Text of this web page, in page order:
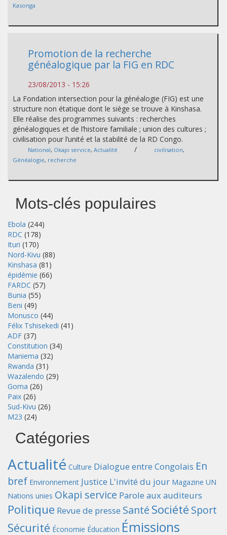
Kasonga
Promotion de la recherche
généalogique par la FIG en RDC
23/08/2013 - 15:26
La Fondation intersection pour la généalogie (FIG) est une
structure non étatique dont le siège se trouve à Kinshasa.
Elle réalise des programmes suivants : recherches
généalogiques et de l’histoire familiale ; union des cultures ;
civilisation pour l’unité et la stabilité de la RD Congo.
National, Okapi service, Actualité / civilisation,
Généalogie, recherche
Mots-clés populaires
Ebola (244)
RDC (178)
Ituri (170)
Nord-Kivu (88)
Kinshasa (81)
épidémie (66)
FARDC (57)
Bunia (55)
Beni (49)
Monusco (44)
Félix Tshisekedi (41)
ADF (37)
Constitution (34)
Maniema (32)
Rwanda (31)
Wazalendo (29)
Goma (26)
Paix (26)
Sud-Kivu (26)
M23 (24)
Catégories
Actualité Culture Dialogue entre Congolais En
bref Environnement Justice L'invité du jour Magazine UN
Nations unies Okapi service Parole aux auditeurs
Politique Revue de presse Santé Société Sport
Sécurité Économie Éducation Émissions